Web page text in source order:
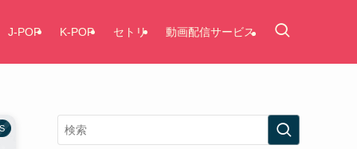
J-POP K-POP セトリ 動画配信サービス